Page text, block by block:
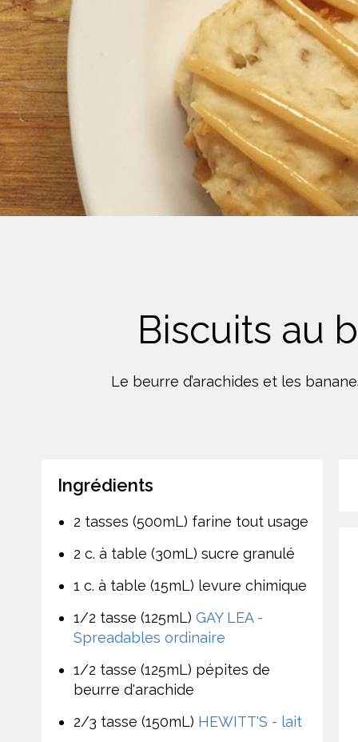
Crème Fouettée Desserts
Boissons
Biscuits
Yogourt
Biscuits au
Le beurre d’arachides et les
Ingrédients
2 tasses (500mL) farine tout usage
2 c. à table (30mL) sucre granulé
1 c. à table (15mL) levure chimique
1/2 tasse (125mL) GAY LEA -
Spreadables ordinaire
1/2 tasse (125mL) pépites de
beurre d'arachide
2/3 tasse (150mL) HEWITT'S - lait